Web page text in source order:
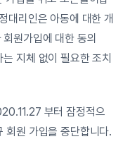
대리인은 아동에 대한 개
원가입에 대한 동의
지체 없이 필요한 조치
부터 잠정적으
회원 가입을 중단합니다.